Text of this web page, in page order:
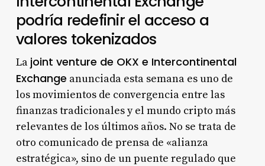
podría redefinir el acceso a
valores tokenizados
La joint venture de OKX e Intercontinental
Exchange anunciada esta semana es uno de
los movimientos de convergencia entre las
finanzas tradicionales y el mundo cripto más
relevantes de los últimos años. No se trata de
otro comunicado de prensa de «alianza
estratégica», sino de un puente regulado que